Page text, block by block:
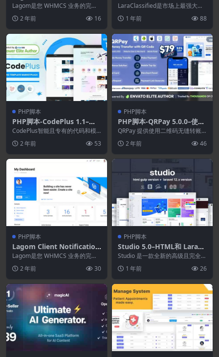
0.1–WHMCS业务解决方案
Lagom是您 WHMCS 业务的完美
W...2 年前 16
0.1-分类广告Web应用程序
LaraClassified是市场上最强大的
全...1 年前 88
PHP脚本
PHP脚本-CodePlus 1.1–代
码和模板市场
CodePlus智能且专有的代码和模
能，包括自动付...
2 年前 53
PHP脚本
PHP脚本-QRPay 5.0.0–使用
二维码转账完整解决方案
QRPay 提供使用二维码无缝转账
和 i...2 年前 46
PHP脚本
Lagom Client Notification
s 1.1.0–WHMCS业务解决方
案
Lagom是您 WHMCS 业务的完美
W...2 年前 30
PHP脚本
Studio 5.0–HTML和 Larave
l 12.x Bootstrap 5管理模板
Studio 是一款全新的高级且完全响
1 年前 26